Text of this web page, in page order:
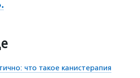
что такое канистерапия